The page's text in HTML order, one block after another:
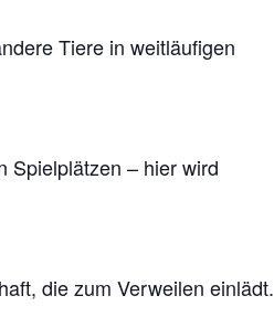
Tiere in weitläufigen
Spielplätzen – hier wird
die zum Verweilen einlädt.